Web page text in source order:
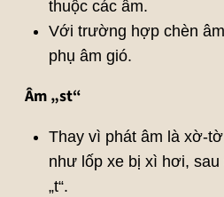
thuộc các âm.
Với trường hợp chèn
phụ âm gió.
Âm „st“
Thay vì phát âm là xờ-
như lốp xe bị xì hơi, sau
„t“.